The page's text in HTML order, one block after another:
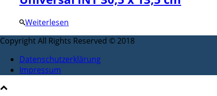
Weiterlesen
Copyright All Rights Reserved © 2018
Datenschutzerklärung
Impressum